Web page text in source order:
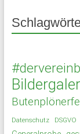
Datenschutz DSGVO